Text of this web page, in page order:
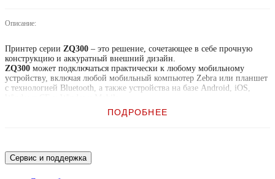
Описание:
Принтер серии ZQ300 – это решение, сочетающее в себе прочную
конструкцию и аккуратный внешний дизайн.
ZQ300 может подключаться практически к любому мобильному
устройству, включая любой мобильный компьютер Zebra или планшет
с технологией Bluetooth, а также устройства на базе Android, iOS,
Высокое качество печати при использовании принтера
распечатывать хорошо читаемый текст и доступные для сканирования
штрихкоды, даже если идёт дождь или снег
ПОДРОБНЕЕ
Сервис и поддержка